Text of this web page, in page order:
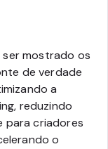
ser mostrado os
de verdade
a
reduzindo
para criadores
o